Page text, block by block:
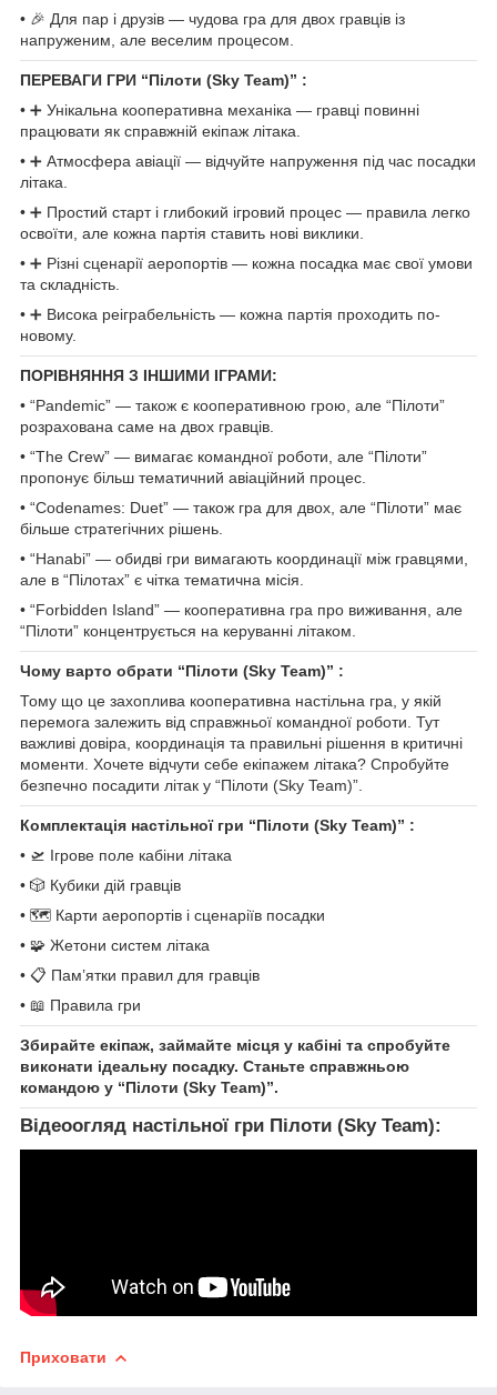
• 🎉 Для пар і друзів — чудова гра для двох гравців із
напруженим, але веселим процесом.
ПЕРЕВАГИ ГРИ “Пілоти (Sky Team)” :
• ➕ Унікальна кооперативна механіка — гравці повинні
працювати як справжній екіпаж літака.
• ➕ Атмосфера авіації — відчуйте напруження під час посадки
літака.
• ➕ Простий старт і глибокий ігровий процес — правила легко
освоїти, але кожна партія ставить нові виклики.
• ➕ Різні сценарії аеропортів — кожна посадка має свої умови
та складність.
• ➕ Висока реіграбельність — кожна партія проходить по-
новому.
ПОРІВНЯННЯ З ІНШИМИ ІГРАМИ:
• “Pandemic” — також є кооперативною грою, але “Пілоти”
розрахована саме на двох гравців.
• “The Crew” — вимагає командної роботи, але “Пілоти”
пропонує більш тематичний авіаційний процес.
• “Codenames: Duet” — також гра для двох, але “Пілоти” має
більше стратегічних рішень.
• “Hanabi” — обидві гри вимагають координації між гравцями,
але в “Пілотах” є чітка тематична місія.
• “Forbidden Island” — кооперативна гра про виживання, але
“Пілоти” концентрується на керуванні літаком.
Чому варто обрати “Пілоти (Sky Team)” :
Тому що це захоплива кооперативна настільна гра, у якій
перемога залежить від справжньої командної роботи. Тут
важливі довіра, координація та правильні рішення в критичні
моменти. Хочете відчути себе екіпажем літака? Спробуйте
безпечно посадити літак у “Пілоти (Sky Team)”.
Комплектація настільної гри “Пілоти (Sky Team)” :
• 🛫 Ігрове поле кабіни літака
• 🎲 Кубики дій гравців
• 🗺️ Карти аеропортів і сценаріїв посадки
• 🧩 Жетони систем літака
• 📋 Пам’ятки правил для гравців
• 📖 Правила гри
Збирайте екіпаж, займайте місця у кабіні та спробуйте
виконати ідеальну посадку. Станьте справжньою
командою у “Пілоти (Sky Team)”.
Відеоогляд настільної гри Пілоти (Sky Team):
Приховати